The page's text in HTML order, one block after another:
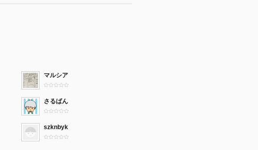
マルシア
さるばん
szknbyk